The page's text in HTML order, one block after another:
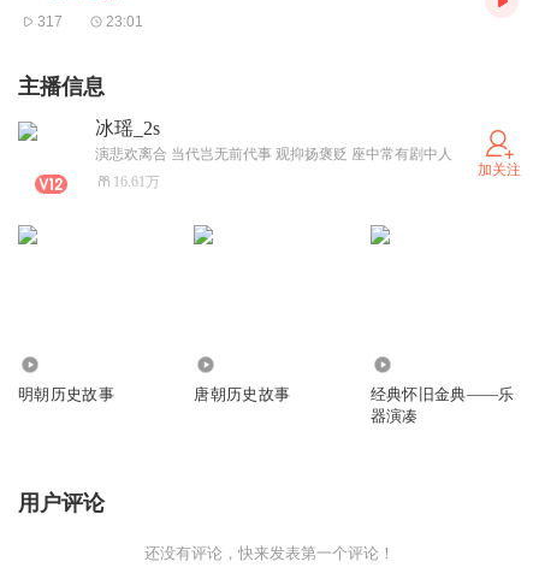
317 23:01
主播信息
冰瑶_2s
演悲欢离合 当代岂无前代事 观抑扬褒贬 座中常有剧中人
16.61万
加关注
明朝历史故事 唐朝历史故事
经典怀旧金典——乐
器演凑
用户评论
还没有评论，快来发表第一个评论！